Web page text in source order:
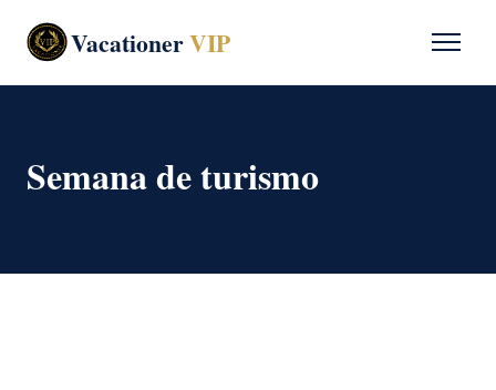
VacationerVIP
Semana de turismo